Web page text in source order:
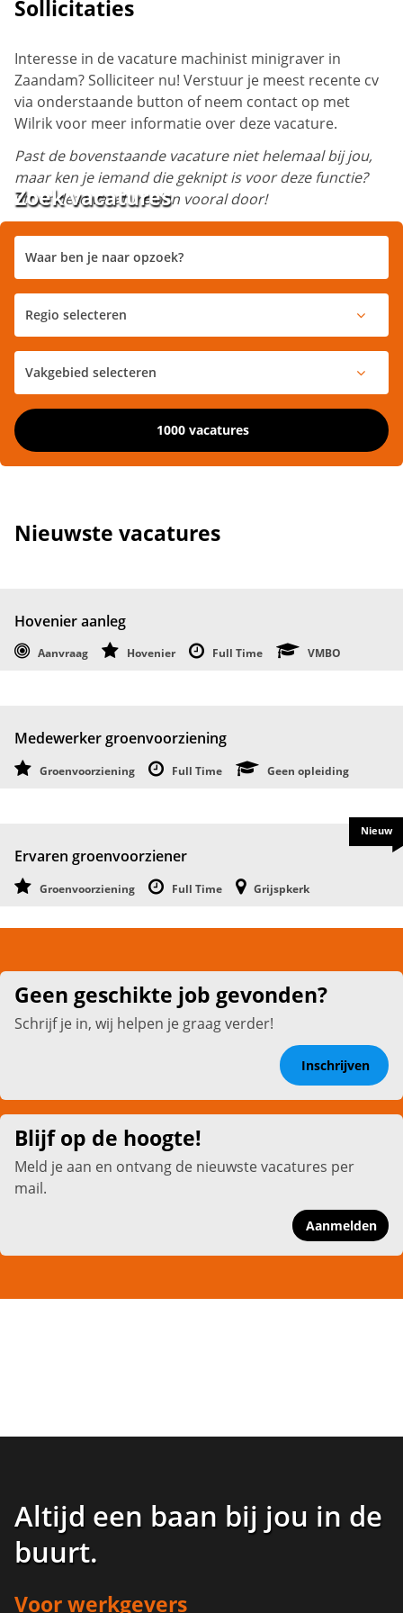
Sollicitaties
Interesse in de vacature machinist minigraver in
Zaandam? Solliciteer nu! Verstuur je meest recente cv
via onderstaande button of neem contact op met
Wilrikvoor meer informatie over deze vacature.
Past de bovenstaande vacature niet helemaal bij jou,
maar ken je iemand die geknipt is voor deze functie?
Stuur deze vacature dan vooral door!
Zoek vacatures
1000 vacatures
Nieuwste vacatures
Hovenier aanleg
Aanvraag Hovenier Full Time VMBO
Medewerker groenvoorziening
Groenvoorziening Full Time Geen opleiding
Ervaren groenvoorziener
Groenvoorziening Full Time Grijspkerk
Nieuw
Geen geschikte job gevonden?
Schrijf je in, wij helpen je graag verder!
Inschrijven
Blijf op de hoogte!
Meld je aan en ontvang de nieuwste vacatures per
mail.
Aanmelden
Altijd een baan bij jou in de
buurt.
Voor werkgevers